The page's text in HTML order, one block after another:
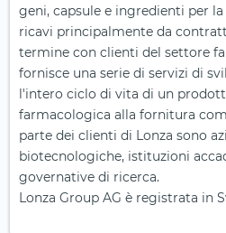
geni, capsule e ingredienti per
ricavi principalmente da
termine con clienti del settore
fornisce una serie di servizi di
l'intero ciclo di vita di un
farmacologica alla fornitura
parte dei clienti di Lonza sono
biotecnologiche, istituzioni
governative di ricerca.
Lonza Group AG è registrata in